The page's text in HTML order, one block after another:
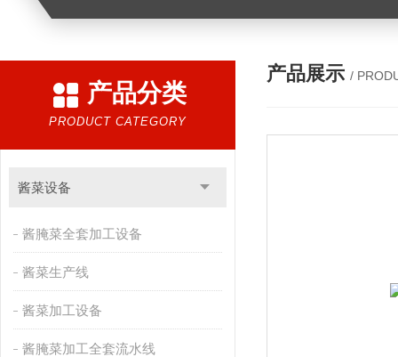
产品分类
PRODUCT CATEGORY
酱菜设备
酱腌菜全套加工设备
酱菜生产线
酱菜加工设备
酱腌菜加工全套流水线
产品展示 /